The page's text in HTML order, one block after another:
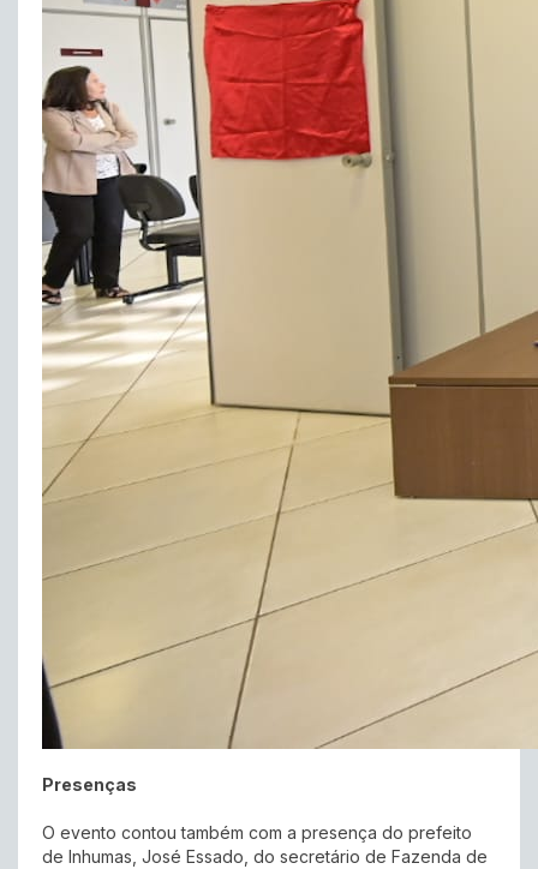
Presenças
O evento contou também com a presença do prefeito
de Inhumas, José Essado, do secretário de Fazenda de